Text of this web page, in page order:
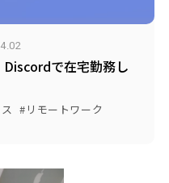
Discordで在宅勤務し
リモートワーク